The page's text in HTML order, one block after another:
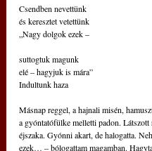
Csendben nevettünk
és keresztet vetettünk
„Nagy dolgok ezek –
suttogtuk magunk
elé – hagyjuk is mára”
Indultunk haza
Másnap reggel, a hajnali misén,
a gyóntatófülke melletti padon. Látszott
éjszaka. Gyónni akart, de halogatta.
ezek… – bólogattam magamban.